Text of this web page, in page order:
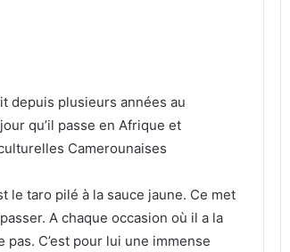
depuis plusieurs années au
qu’il passe en Afrique et
Camerounaises
le taro pilé à la sauce jaune. Ce met
A chaque occasion où il a la
C’est pour lui une immense